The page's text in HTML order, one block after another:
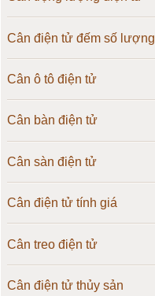
Cân điện tử đếm số lượng
Cân ô tô điện tử
Cân bàn điện tử
Cân sàn điện tử
Cân điện tử tính giá
Cân treo điện tử
Cân điện tử thủy sản